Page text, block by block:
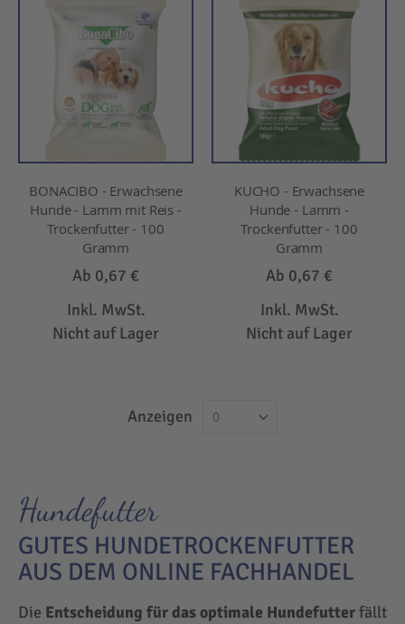
BONACIBO - Erwachsene
Hunde - Lamm mit Reis -
Trockenfutter - 100
Gramm
Ab 0,67 €
Inkl. MwSt.
Nicht auf Lager
KUCHO - Erwachsene
Hunde - Lamm -
Trockenfutter - 100
Gramm
Ab 0,67 €
Inkl. MwSt.
Nicht auf Lager
Anzeigen
Hundefutter
GUTES HUNDETROCKENFUTTER
AUS DEM ONLINE FACHHANDEL
Die Entscheidung für das optimale Hundefutterfällt